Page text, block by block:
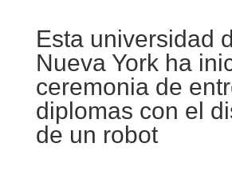
Esta universidad
Nueva York ha
ceremonia de
diplomas con el
de un robot